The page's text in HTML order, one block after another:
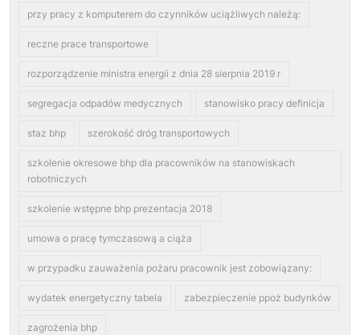
przy pracy z komputerem do czynników uciążliwych należą:
reczne prace transportowe
rozporządzenie ministra energii z dnia 28 sierpnia 2019 r
segregacja odpadów medycznych stanowisko pracy definicja
staz bhp szerokość dróg transportowych
szkolenie okresowe bhp dla pracowników na stanowiskach
robotniczych
szkolenie wstępne bhp prezentacja 2018
umowa o pracę tymczasową a ciąża
w przypadku zauważenia pożaru pracownik jest zobowiązany:
wydatek energetyczny tabela zabezpieczenie ppoż budynków
zagrożenia bhp